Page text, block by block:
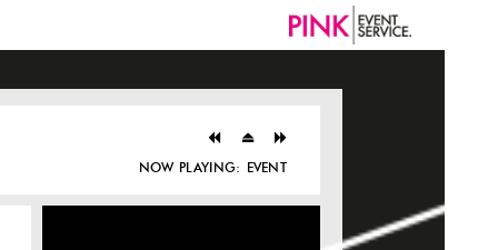
NOW PLAYING: EVENT